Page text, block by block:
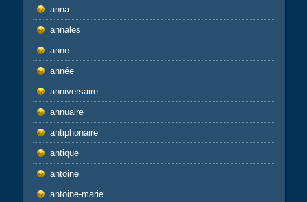
anna
annales
anne
année
anniversaire
annuaire
antiphonaire
antique
antoine
antoine-marie